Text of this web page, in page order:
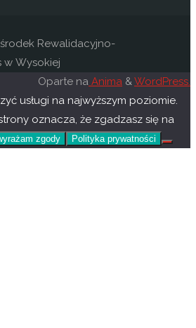
Rewalidacyjno-
Wysokiej
Oparte na Anima &WordPress.
usługi na najwyższym poziomie.
oznacza, że zgadzasz się na
zgody Polityka prywatności